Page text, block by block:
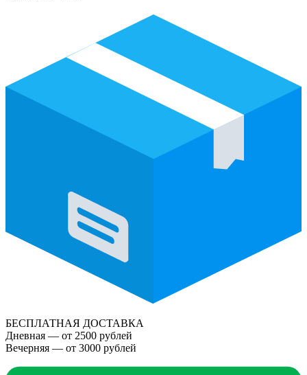
БЕСПЛАТНАЯ ДОСТАВКА
Дневная — от 2500 рублей
Вечерняя — от 3000 рублей